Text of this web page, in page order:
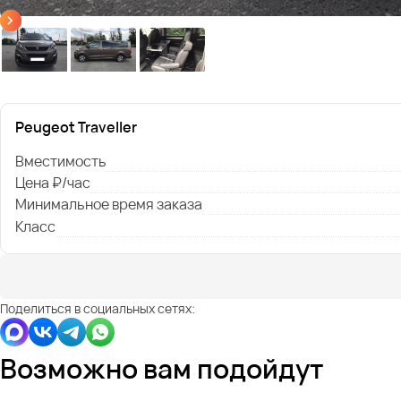
Peugeot Traveller
Вместимость
Цена ₽/час
Минимальное время заказа
Класс
Поделиться в социальных сетях:
Возможно вам подойдут